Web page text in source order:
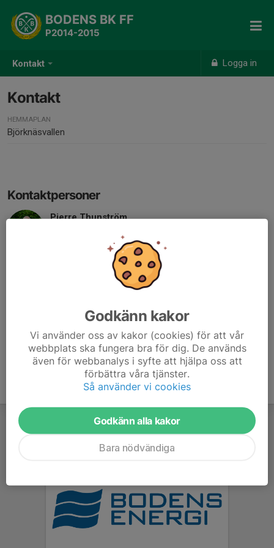
Kontakt Logga in
BODENS BK FF
P2014-2015
Kontakt
HEMMAPLAN
Björknäsvallen
Kontaktpersoner
Pierre Thunström
valpen69@hotmail.com
076-833 93 20
073-028 93 54
Karlssonmaria791@gmail.com
Godkänn kakor
Vi använder oss av kakor (cookies) för att vår
webbplats ska fungera bra för dig. De används
även för webbanalys i syfte att hjälpa oss att
förbättra våra tjänster.
Så använder vi cookies
Godkänn alla kakor
Bara nödvändiga